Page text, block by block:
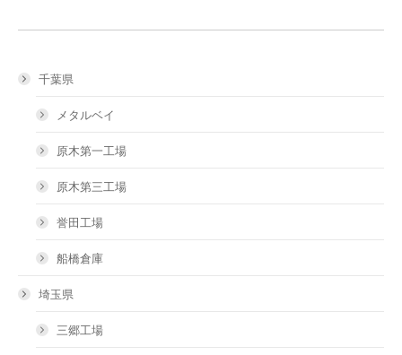
千葉県
メタルベイ
原木第一工場
原木第三工場
誉田工場
船橋倉庫
埼玉県
三郷工場